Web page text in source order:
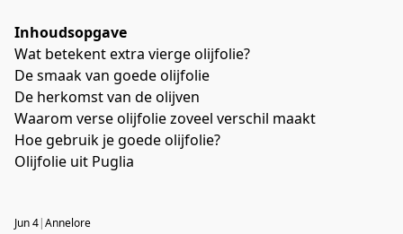
Inhoudsopgave
Wat betekent extra vierge olijfolie?
De smaak van goede olijfolie
De herkomst van de olijven
Waarom verse olijfolie zoveel verschil maakt
Hoe gebruik je goede olijfolie?
Olijfolie uit Puglia
Jun 4|Annelore